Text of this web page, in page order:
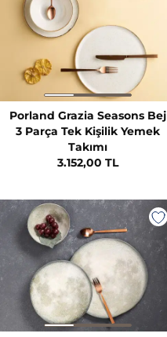
Porland Grazia Seasons Bej
3 Parça Tek Kişilik Yemek
Takımı
3.152,00 TL